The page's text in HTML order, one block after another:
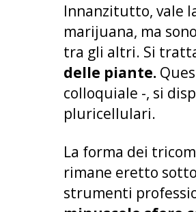
Innanzitutto, vale
marijuana, ma
tra gli altri. Si
delle piante.
colloquiale -, si
pluricellulari.
La forma dei
rimane eretto
strumenti